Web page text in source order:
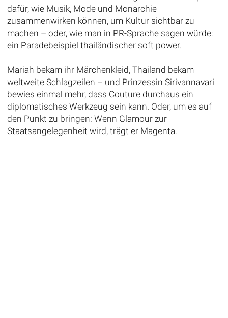
dafür, wie Musik, Mode und Monarchie
zusammenwirken können, um Kultur sichtbar zu
machen – oder, wie man in PR-Sprache sagen würde:
ein Paradebeispiel thailändischer soft power.
Mariah bekam ihr Märchenkleid, Thailand bekam
weltweite Schlagzeilen – und Prinzessin Sirivannavari
bewies einmal mehr, dass Couture durchaus ein
diplomatisches Werkzeug sein kann. Oder, um es auf
den Punkt zu bringen: Wenn Glamour zur
Staatsangelegenheit wird, trägt er Magenta.